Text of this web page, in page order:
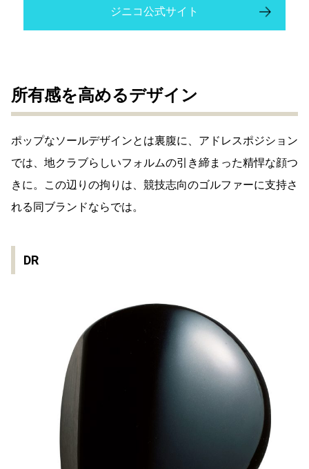
ジニコ公式サイト
所有感を高めるデザイン
ポップなソールデザインとは裏腹に、アドレスポジション
では、地クラブらしいフォルムの引き締まった精悍な顔つ
きに。この辺りの拘りは、競技志向のゴルファーに支持さ
れる同ブランドならでは。
DR